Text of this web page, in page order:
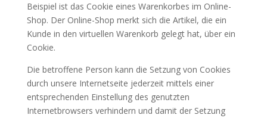
Beispiel ist das Cookie eines Warenkorbes im Online-
Shop. Der Online-Shop merkt sich die Artikel, die ein
Kunde in den virtuellen Warenkorb gelegt hat, über ein
Cookie.
Die betroffene Person kann die Setzung von Cookies
durch unsere Internetseite jederzeit mittels einer
entsprechenden Einstellung des genutzten
Internetbrowsers verhindern und damit der Setzung